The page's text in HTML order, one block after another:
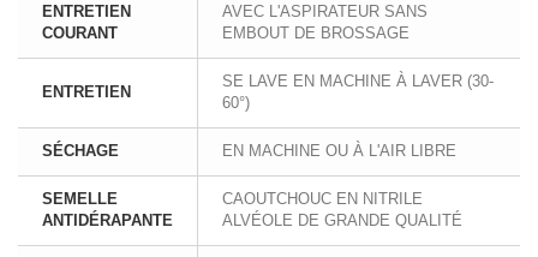
ENTRETIEN
COURANT
AVEC L'ASPIRATEUR SANS
EMBOUT DE BROSSAGE
ENTRETIEN
SE LAVE EN MACHINE À LAVER (30-
60°)
SÉCHAGE EN MACHINE OU À L'AIR LIBRE
SEMELLE
ANTIDÉRAPANTE
CAOUTCHOUC EN NITRILE
ALVÉOLE DE GRANDE QUALITÉ